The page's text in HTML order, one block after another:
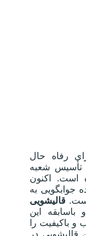
رفاه حال
تأسیس شعبه
است. اکنون
جوابگویی به
قالیشویی
این
و باکیفیت را